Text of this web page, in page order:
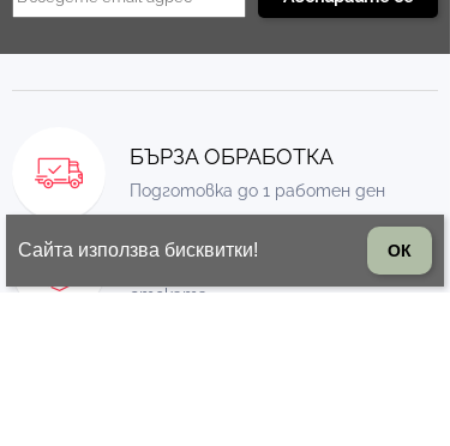
БЪРЗА ОБРАБОТКА
Подготовка до 1 работен ден
ВРЪЩАНЕ НА СТОКА
стоката
Сайта използва бисквитки! ОК